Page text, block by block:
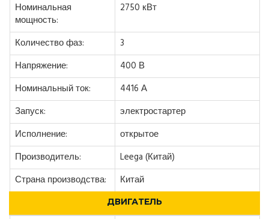
Номинальная
мощность:
2750 кВт
Количество фаз:
3
Напряжение:
400 В
Номинальный ток:
4416 А
Запуск:
электростартер
Исполнение:
открытое
Производитель:
Leega (Китай)
Страна производства:
Китай
ДВИГАТЕЛЬ